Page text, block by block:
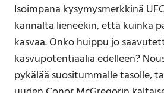
Isoimpana kysymysmerkkinä
kannalta lieneekin, että kuinka
kasvaa. Onko huippu jo
kasvupotentiaalia edelleen?
pykälää suositummalle tasolle,